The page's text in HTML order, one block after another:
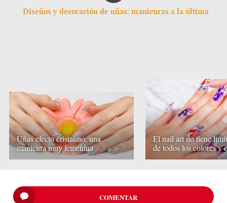
Diseños y decoración de uñas: manicuras a la última
Uñas efecto cristalino, una
manicura muy femenina
El nail art no tiene
de todos los colores y
COMENTAR